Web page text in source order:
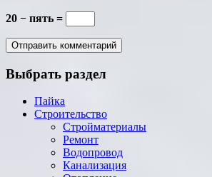
20 − пять =
Выбрать раздел
Пайка
Строительство
Стройматериалы
Ремонт
Водопровод
Канализация